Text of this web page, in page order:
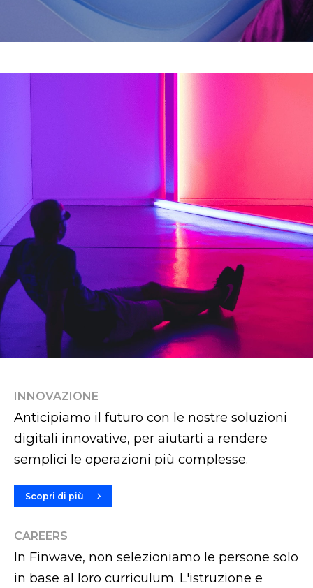
INNOVAZIONE
Anticipiamo il futuro con le nostre soluzioni
digitali innovative, per aiutarti a rendere
semplici le operazioni più complesse.
Scopri di più
CAREERS
In Finwave, non selezioniamo le persone solo
in base al loro curriculum. L'istruzione e